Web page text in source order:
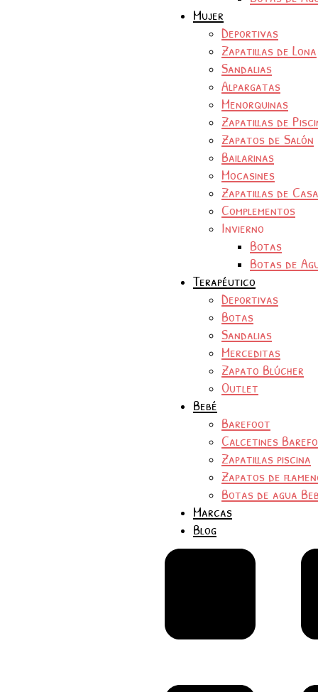
Mujer
Deportivas
Zapatillas de Lona
Sandalias
Alpargatas
Menorquinas
Zapatillas de
Zapatos de Salón
Bailarinas
Mocasines
Zapatillas de Casa
Complementos
Invierno
Botas
Botas de
Terapéutico
Deportivas
Botas
Sandalias
Merceditas
Zapato Blúcher
Outlet
Bebé
Barefoot
Calcetines
Zapatillas piscina
Zapatos de
Botas de agua
Marcas
Blog